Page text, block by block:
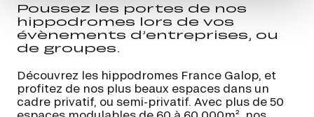
Poussez les portes de nos
hippodromes lors de vos
évènements d’entreprises, ou
de groupes.
Découvrez les hippodromes France Galop, et
profitez de nos plus beaux espaces dans un
cadre privatif, ou semi-privatif. Avec plus de 50